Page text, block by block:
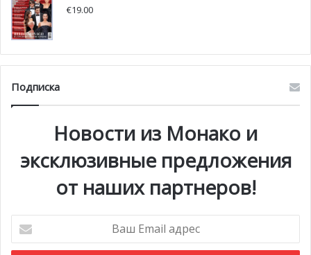
€19.00
Подписка
Новости из Монако и
эксклюзивные предложения
от наших партнеров!
Email
адрес